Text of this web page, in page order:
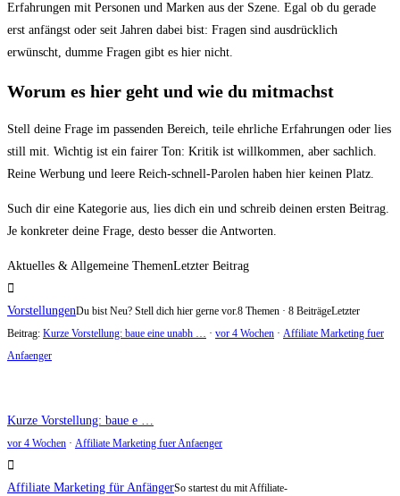
Erfahrungen mit Personen und Marken aus der Szene. Egal ob du gerade
erst anfängst oder seit Jahren dabei bist: Fragen sind ausdrücklich
erwünscht, dumme Fragen gibt es hier nicht.
Worum es hier geht und wie du mitmachst
Stell deine Frage im passenden Bereich, teile ehrliche Erfahrungen oder lies
still mit. Wichtig ist ein fairer Ton: Kritik ist willkommen, aber sachlich.
Reine Werbung und leere Reich-schnell-Parolen haben hier keinen Platz.
Such dir eine Kategorie aus, lies dich ein und schreib deinen ersten Beitrag.
Je konkreter deine Frage, desto besser die Antworten.
Aktuelles & Allgemeine ThemenLetzter Beitrag
VorstellungenDu bist Neu? Stell dich hier gerne vor.8 Themen · 8 BeiträgeLetzter
Beitrag: Kurze Vorstellung: baue eine unabh … · vor 4 Wochen · Affiliate Marketing fuer
Anfaenger
Kurze Vorstellung: baue e …
vor 4 Wochen · Affiliate Marketing fuer Anfaenger
Affiliate Marketing für AnfängerSo startest du mit Affiliate-